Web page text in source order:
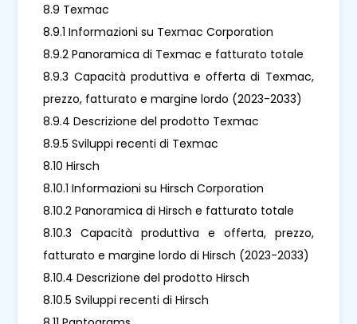
8.9 Texmac
8.9.1 Informazioni su Texmac Corporation
8.9.2 Panoramica di Texmac e fatturato totale
8.9.3 Capacità produttiva e offerta di Texmac,
prezzo, fatturato e margine lordo (2023-2033)
8.9.4 Descrizione del prodotto Texmac
8.9.5 Sviluppi recenti di Texmac
8.10 Hirsch
8.10.1 Informazioni su Hirsch Corporation
8.10.2 Panoramica di Hirsch e fatturato totale
8.10.3 Capacità produttiva e offerta, prezzo,
fatturato e margine lordo di Hirsch (2023-2033)
8.10.4 Descrizione del prodotto Hirsch
8.10.5 Sviluppi recenti di Hirsch